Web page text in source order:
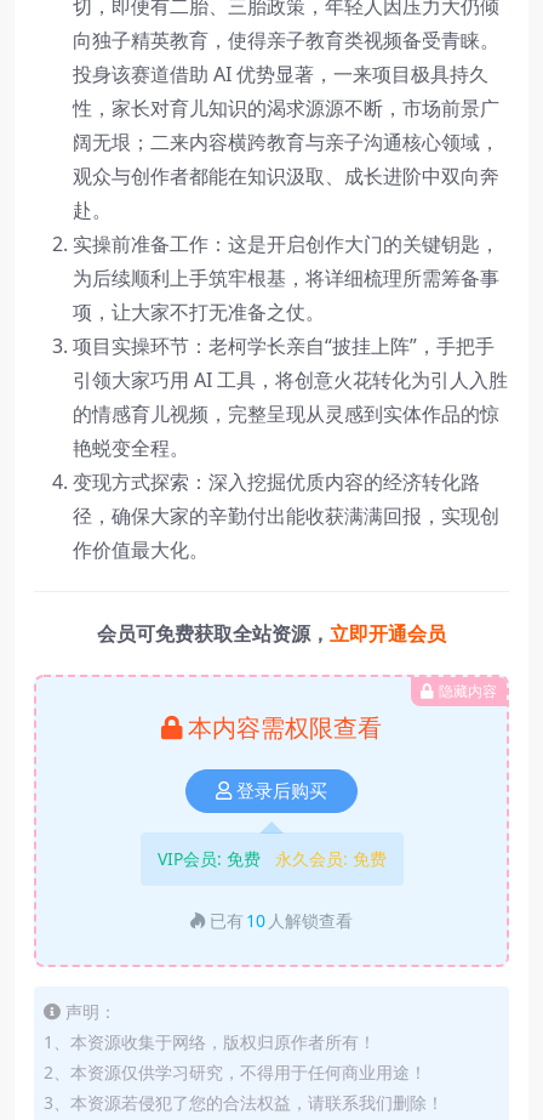
切，即便有二胎、三胎政策，年轻人因压力大仍倾
向独子精英教育，使得亲子教育类视频备受青睐。
投身该赛道借助 AI 优势显著，一来项目极具持久
性，家长对育儿知识的渴求源源不断，市场前景广
阔无垠；二来内容横跨教育与亲子沟通核心领域，
观众与创作者都能在知识汲取、成长进阶中双向奔
赴。
实操前准备工作：这是开启创作大门的关键钥匙，
为后续顺利上手筑牢根基，将详细梳理所需筹备事
项，让大家不打无准备之仗。
项目实操环节：老柯学长亲自“披挂上阵”，手把手
引领大家巧用 AI 工具，将创意火花转化为引人入胜
的情感育儿视频，完整呈现从灵感到实体作品的惊
艳蜕变全程。
变现方式探索：深入挖掘优质内容的经济转化路
径，确保大家的辛勤付出能收获满满回报，实现创
作价值最大化。
会员可免费获取全站资源， 立即开通会员
隐藏内容
本内容需权限查看
登录后购买
VIP会员: 免费 永久会员: 免费
已有 10 人解锁查看
声明：
1、本资源收集于网络，版权归原作者所有！
2、本资源仅供学习研究，不得用于任何商业用途！
3、本资源若侵犯了您的合法权益，请联系我们删除！